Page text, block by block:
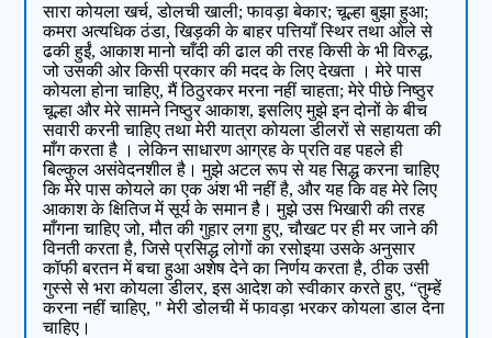
सारा कोयला खर्च, डोलची खाली; फावड़ा बेकार; चूल्हा बुझा हुआ;
कमरा अत्यधिक ठंडा, खिड़की के बाहर पत्तियाँ स्थिर तथा ओले से
ढकी हुईं, आकाश मानो चाँदी की ढाल की तरह किसी के भी विरुद्ध,
जो उसकी ओर किसी प्रकार की मदद के लिए देखता । मेरे पास
कोयला होना चाहिए, मैं ठिठुरकर मरना नहीं चाहता; मेरे पीछे निष्ठुर
चूल्हा और मेरे सामने निष्ठुर आकाश, इसलिए मुझे इन दोनों के बीच
सवारी करनी चाहिए तथा मेरी यात्रा कोयला डीलरों से सहायता की
माँग करता है । लेकिन साधारण आग्रह के प्रति वह पहले ही
बिल्कुल असंवेदनशील है। मुझे अटल रूप से यह सिद्ध करना चाहिए
कि मेरे पास कोयले का एक अंश भी नहीं है, और यह कि वह मेरे लिए
आकाश के क्षितिज में सूर्य के समान है। मुझे उस भिखारी की तरह
माँगना चाहिए जो, मौत की गुहार लगा हुए, चौखट पर ही मर जाने की
विनती करता है, जिसे प्रसिद्ध लोगों का रसोइया उसके अनुसार
कॉफी बरतन में बचा हुआ अशेष देने का निर्णय करता है, ठीक उसी
गुस्से से भरा कोयला डीलर, इस आदेश को स्वीकार करते हुए, “तुम्हें
करना नहीं चाहिए, " मेरी डोलची में फावड़ा भरकर कोयला डाल देना
चाहिए।